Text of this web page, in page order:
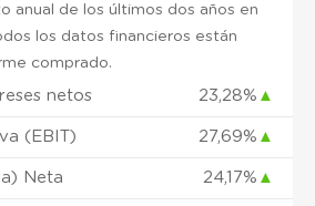
anual de los últimos dos años en
los datos financieros están
comprado.
netos 23,28% ▲
(EBIT) 27,69% ▲
Neta 24,17% ▲